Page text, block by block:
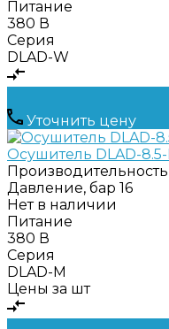
Питание
380 В
Серия
DLAD-W
Уточнить цену
Осушитель DLAD-8.5-
Давление, бар 16
Нет в наличии
Питание
380 В
Серия
DLAD-M
Цены за шт